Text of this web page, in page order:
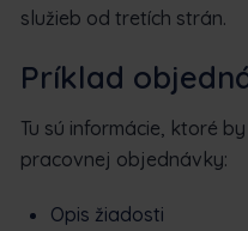
služieb od tretích strán.
Príklad
Tu sú informácie, ktoré
pracovnej objednávky:
Opis žiadosti